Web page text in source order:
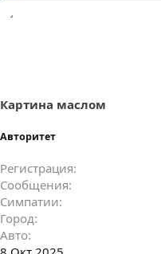
м
Картина маслом
Авторитет
Регистрация
Сообщения
Симпатии
Город
Авто